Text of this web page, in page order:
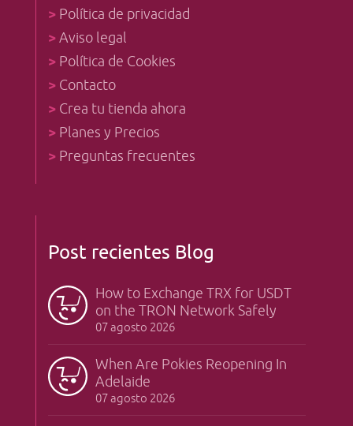
> Política de privacidad
>Aviso legal
> Política de Cookies
> Contacto
> Crea tu tienda ahora
> Planes y Precios
> Preguntas frecuentes
Post recientes Blog
How to Exchange TRX for USDT
on the TRON Network Safely
07 agosto 2026
When Are Pokies Reopening In
Adelaide
07 agosto 2026